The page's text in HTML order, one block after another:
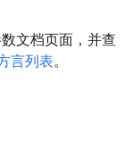
文档页面，并查
言列表。